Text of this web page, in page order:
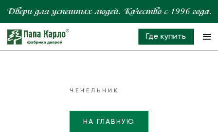
Где купить
ЧЕЧЕЛЬНИК
НА ГЛАВНУЮ